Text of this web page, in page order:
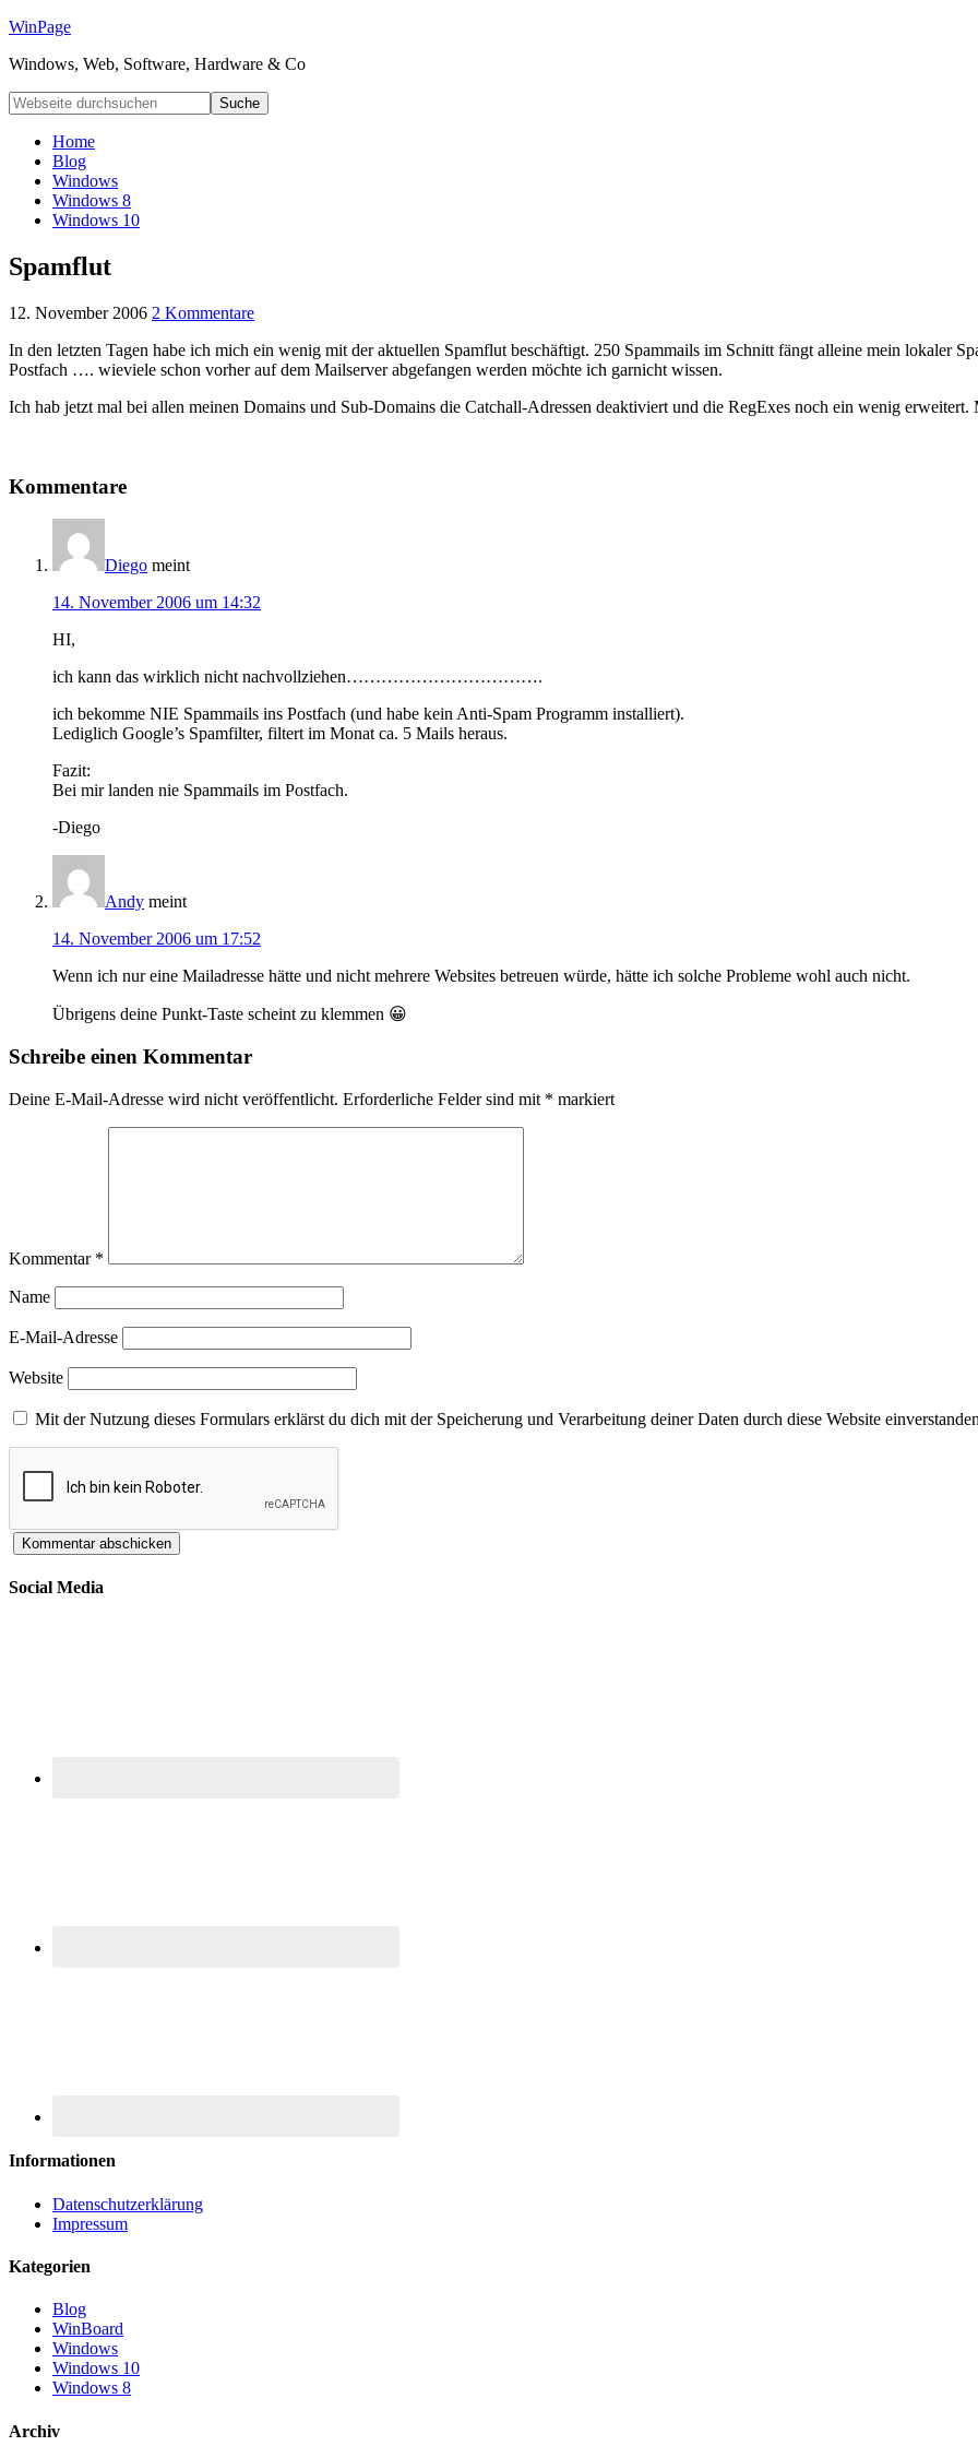
WinPage
Windows, Web, Software, Hardware & Co
Home
Blog
Windows
Windows 8
Windows 10
Spamflut
12. November 2006 2 Kommentare
In den letzten Tagen habe ich mich ein wenig mit der aktuellen Spamflut beschäftigt. 250 Spammails im Schnitt fängt alleine mein lokaler
Postfach …. wieviele schon vorher auf dem Mailserver abgefangen werden möchte ich garnicht wissen.
Ich hab jetzt mal bei allen meinen Domains und Sub-Domains die Catchall-Adressen deaktiviert und die RegExes noch ein wenig
Kommentare
Diego meint
14. November 2006 um 14:32
HI,
ich kann das wirklich nicht nachvollziehen…………………………….
ich bekomme NIE Spammails ins Postfach (und habe kein Anti-Spam Programm installiert).
Lediglich Google’s Spamfilter, filtert im Monat ca. 5 Mails heraus.
Fazit:
Bei mir landen nie Spammails im Postfach.
-Diego
Andy meint
14. November 2006 um 17:52
Wenn ich nur eine Mailadresse hätte und nicht mehrere Websites betreuen würde, hätte ich solche Probleme wohl auch nicht.
Übrigens deine Punkt-Taste scheint zu klemmen 😀
Schreibe einen Kommentar
Deine E-Mail-Adresse wird nicht veröffentlicht. Erforderliche Felder sind mit * markiert
Kommentar *
Name
E-Mail-Adresse
Website
Mit der Nutzung dieses Formulars erklärst du dich mit der Speicherung und Verarbeitung deiner Daten durch diese Website
Social Media
Informationen
Datenschutzerklärung
Impressum
Kategorien
Blog
WinBoard
Windows
Windows 10
Windows 8
Archiv